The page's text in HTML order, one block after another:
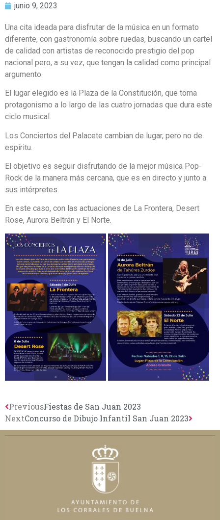
junio 9, 2023
Una cita ideada para disfrutar de la música en un formato
diferente, con gastronomía sobre ruedas, buscando un cartel
de calidad con artistas de reconocido prestigio del pop
nacional pero, a su vez, que tengan la calidad como principal
argumento.
El lugar elegido es la Plaza de la Constitución, que toma
protagonismo a lo largo de las cuatro jornadas que dura este
ciclo musical.
Los Conciertos del Palacete cambian de lugar, pero no de
espíritu.
El objetivo es seguir disfrutando de la mejor música Pop-
Rock de la manera más cercana, que es en directo y junto a
sus intérpretes.
En este caso, con las actuaciones de La Frontera, Desert
Rose, Aurora Beltrán y El Norte.
PreviousFiestas de San Juan 2023
NextConcurso de Dibujo Infantil San Juan 2023